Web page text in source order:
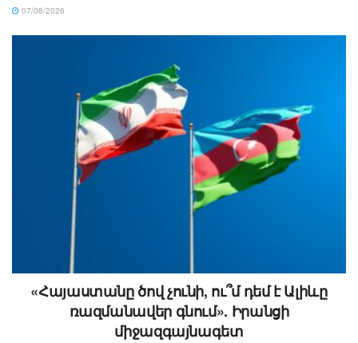
07/08/2026
«Հայաստանը ծով չունի, ու՞մ դեմ է Ալիևը
ռազմանավեր գնում». Իրանցի
միջազգայնագետ